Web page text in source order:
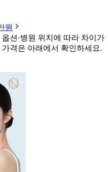
원
션·병원 위치에 따라 차이가
격은 아래에서 확인하세요.